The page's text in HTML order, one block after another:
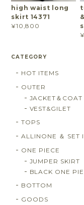
high waist long
skirt 14371
¥10,800
CATEGORY
HOT ITEMS
OUTER
JACKET＆COAT
VEST&GILET
TOPS
ALLINONE ＆ SET
ONE PIECE
JUMPER SKIRT
BLACK ONE
BOTTOM
GOODS